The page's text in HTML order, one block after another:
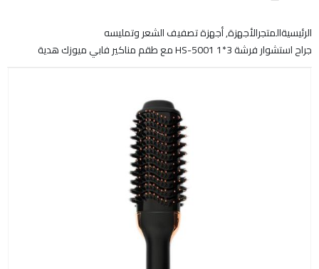
الرئيسيةالمتجرالأجهزة,أجهزة تصفيف الشعر وتمليسه
جراح استشوار فرشة 3*1 HS-5001 مع طقم مناكير فابي ميوزك هدية